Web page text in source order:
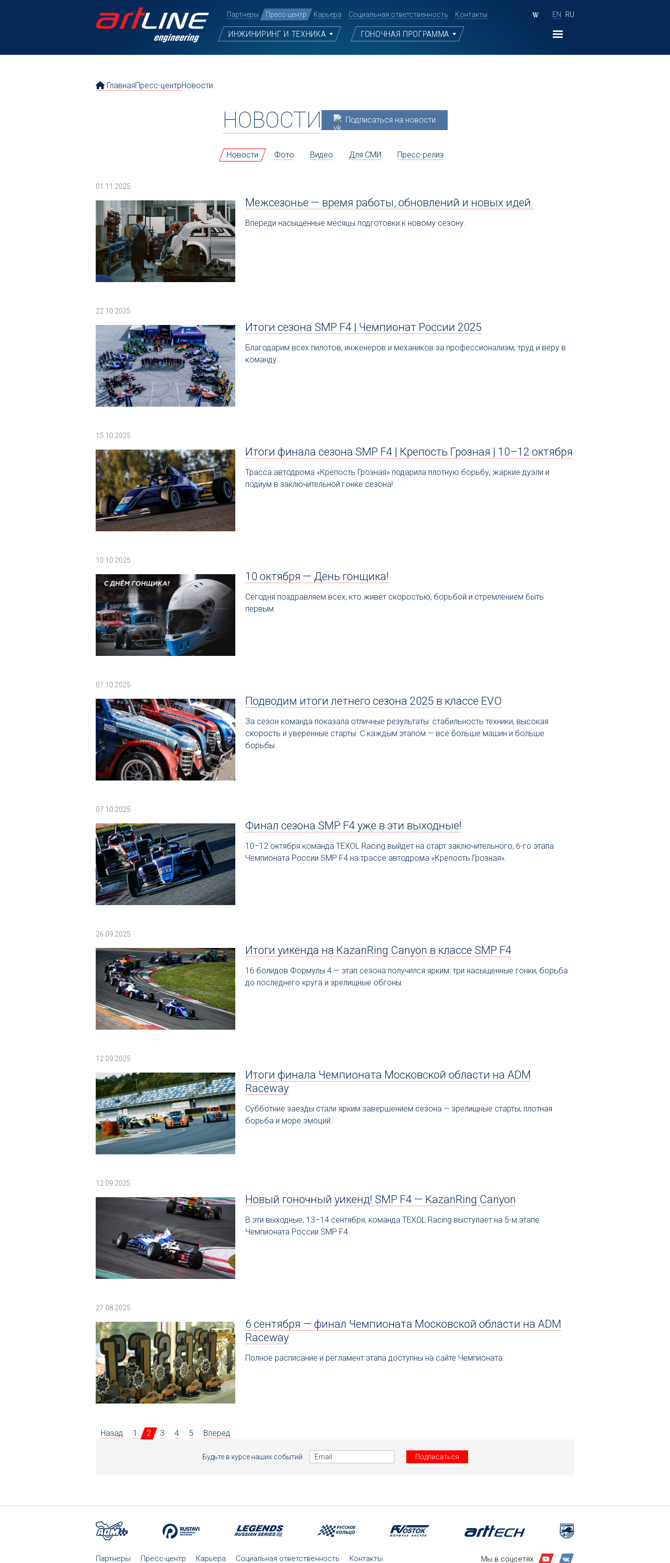
EN RU
Партнеры Пресс-центр Карьера Социальная ответственность Контакты
ИНЖИНИРИНГ И ТЕХНИКА ГОНОЧНАЯ ПРОГРАММА
ГлавнаяПресс-центрНовости
НОВОСТИ Подписаться на новости
Новости Фото Видео Для СМИ Пресс-релиз
01.11.2025
Межсезонье — время работы, обновлений и новых идей.
Впереди насыщенные месяцы подготовки к новому сезону.
22.10.2025
Итоги сезона SMP F4 | Чемпионат России 2025
Благодарим всех пилотов, инженеров и механиков за профессионализм, труд и веру в
команду.
15.10.2025
Итоги финала сезона SMP F4 | Крепость Грозная | 10–12 октября
Трасса автодрома «Крепость Грозная» подарила плотную борьбу, жаркие дуэли и
подиум в заключительной гонке сезона!
10.10.2025
10 октября — День гонщика!
Сегодня поздравляем всех, кто живёт скоростью, борьбой и стремлением быть
первым.
07.10.2025
Подводим итоги летнего сезона 2025 в классе EVO
За сезон команда показала отличные результаты: стабильность техники, высокая
скорость и уверенные старты. С каждым этапом — всё больше машин и больше
борьбы.
07.10.2025
Финал сезона SMP F4 уже в эти выходные!
10–12 октября команда TEXOL Racing выйдет на старт заключительного, 6-го этапа
Чемпионата России SMP F4 на трассе автодрома «Крепость Грозная».
26.09.2025
Итоги уикенда на KazanRing Canyon в классе SMP F4
16 болидов Формулы 4 — этап сезона получился ярким: три насыщенные гонки, борьба
до последнего круга и зрелищные обгоны.
12.09.2025
Итоги финала Чемпионата Московской области на ADM
Raceway
Субботние заезды стали ярким завершением сезона — зрелищные старты, плотная
борьба и море эмоций.
12.09.2025
Новый гоночный уикенд! SMP F4 — KazanRing Canyon
В эти выходные, 13–14 сентября, команда TEXOL Racing выступает на 5-м этапе
Чемпионата России SMP F4.
27.08.2025
6 сентября — финал Чемпионата Московской области на ADM
Raceway
Полное расписание и регламент этапа доступны на сайте Чемпионата.
Назад 1 2 3 4 5 Вперед
Будьте в курсе наших событий
Партнеры Пресс-центр Карьера Социальная ответственность Контакты Мы в соцсетях